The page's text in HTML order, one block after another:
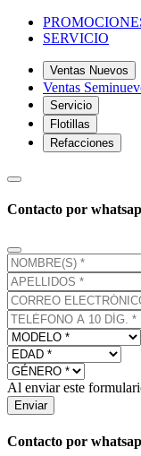
SERVICIO
Ventas Nuevos
Ventas
Servicio
Flotillas
Refacciones
Contacto por
Al enviar este
Enviar
Contacto por